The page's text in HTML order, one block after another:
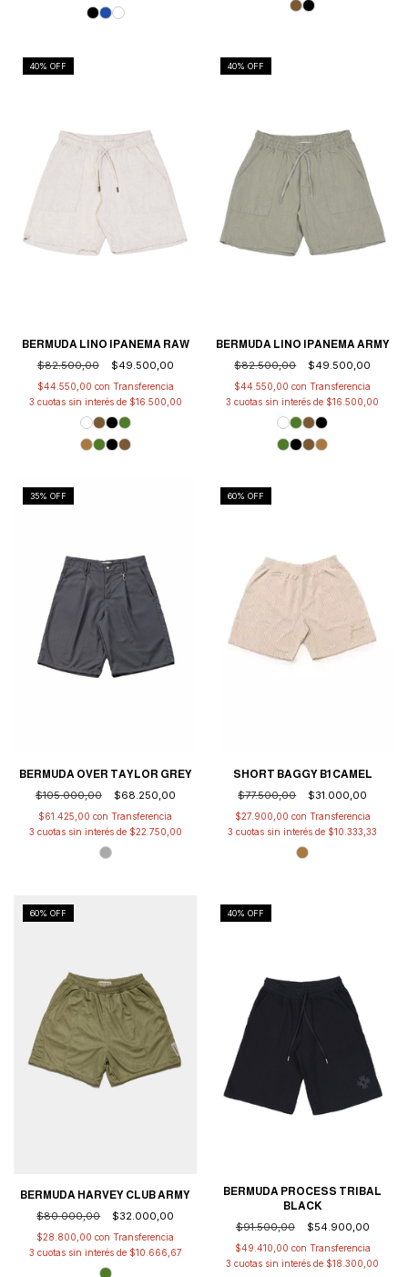
40% OFF
BERMUDA LINO IPANEMA RAW
$82.500,00
$49.500,00
$44.550,00 con
3 cuotas sin interés de $16.500,00
40% OFF
BERMUDA LINO IPANEMA ARMY
$82.500,00
$49.500,00
$44.550,00con
3 cuotas sin interés de $16.500,00
35% OFF
BERMUDA OVER TAYLOR GREY
$105.000,00
$68.250,00
$61.425,00con
3 cuotas sin interés de $22.750,00
60% OFF
SHORT BAGGY B1 CAMEL
$77.500,00
$31.000,00
$27.900,00 con
3 cuotas sin interés de $10.333,33
60% OFF
BERMUDA HARVEY CLUB ARMY
$80.000,00
$32.000,00
$28.800,00con
3 cuotas sin interés de $10.666,67
40% OFF
BERMUDA PROCESS TRIBAL
BLACK
$91.500,00
$54.900,00
$49.410,00 con
3 cuotas sin interés de $18.300,00